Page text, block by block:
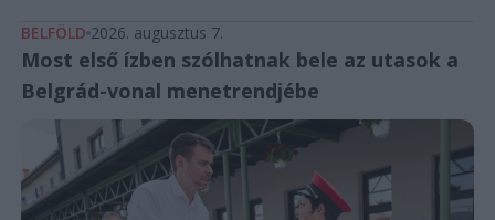
BELFÖLD 2026. augusztus 7.
Most első ízben szólhatnak bele az utasok a
Belgrád-vonal menetrendjébe